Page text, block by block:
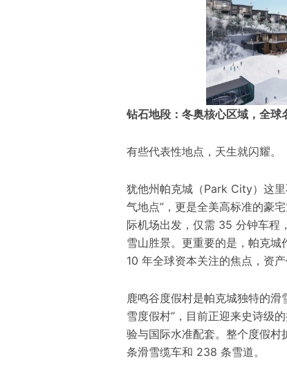
钻石地段：冬奥核心区域，全球
有些代表性地点，天生就闪耀。
犹他州帕克城（Park City）这
气地点”，更是全美高标准的豪
际机场出发，仅需 35 分钟车程
雪山胜景。更重要的是，帕克
10 年全球资本关注的焦点，资产
鹿鸣谷度假村是帕克城独特的
雪度假村”，目前正迎来史诗级
验与国际水准配套。整个度假
条滑雪缆车和 238 条雪道。